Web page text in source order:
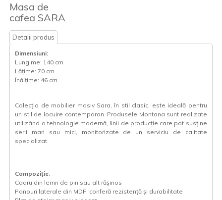
Masa de
cafea SARA
Detalii produs
Dimensiuni:
Lungime: 140 cm
Lățime: 70 cm
Înălțime: 46 cm
Colecția de mobilier masiv Sara, în stil clasic, este ideală pentru
un stil de locuire contemporan. Produsele Montana sunt realizate
utilizând o tehnologie modernă, linii de producție care pot susține
serii mari sau mici, monitorizate de un serviciu de calitate
specializat.
Compoziție:
Cadru din lemn de pin sau alt rășinos
Panouri laterale din MDF, conferă rezistență și durabilitate